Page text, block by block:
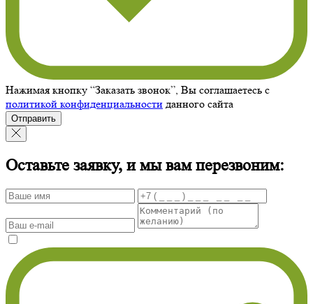
Нажимая кнопку “Заказать звонок”, Вы соглашаетесь с
политикой конфиденциальности данного сайта
Отправить
Оставьте заявку, и мы вам перезвоним: